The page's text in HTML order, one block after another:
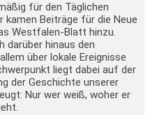
für den Täglichen
kamen Beiträge für die Neue
Westfalen-Blatt hinzu.
darüber hinaus den
über lokale Ereignisse
liegt dabei auf der
der Geschichte unserer
Nur wer weiß, woher er